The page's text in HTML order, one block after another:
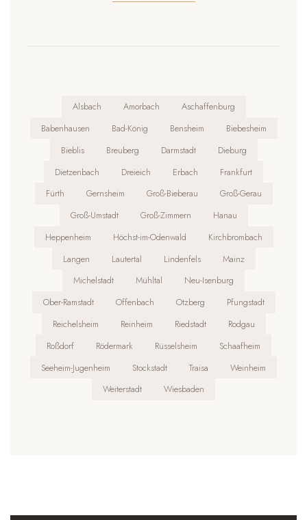
Alsbach Amorbach
Aschaffenburg
Babenhausen
Bad-König Bensheim
Biebesheim
Bieblis
Breuberg Darmstadt
Dieburg
Dietzenbach
Dreieich Erbach
Frankfurt
Fürth
Gernsheim Groß-Bieberau
Groß-Gerau
Groß-Umstadt
Groß-Zimmern
Hanau
Heppenheim
Höchst-im-Odenwald
Kirchbrombach
Langen
Lautertal Lindenfels
Mainz
Michelstadt
Mühltal
Neu-Isenburg
Ober-Ramstadt
Offenbach Otzberg
Pfungstadt
Reichelsheim
Reinheim Riedstadt
Rodgau
Roßdorf
Rödermark Rüsselsheim
Schaafheim
Seeheim-Jugenheim
Stockstadt Traisa
Weinheim
Weiterstadt
Wiesbaden